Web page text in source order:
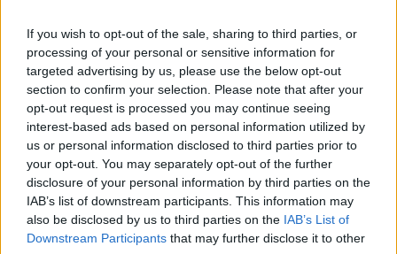
If you wish to opt-out of the sale, sharing to third parties, or
processing of your personal or sensitive information for
targeted advertising by us, please use the below opt-out
section to confirm your selection. Please note that after your
opt-out request is processed you may continue seeing
interest-based ads based on personal information utilized by
us or personal information disclosed to third parties prior to
your opt-out. You may separately opt-out of the further
disclosure of your personal information by third parties on the
IAB’s list of downstream participants. This information may
also be disclosed by us to third parties on the IAB’s List of
Downstream Participants that may further disclose it to other
> l'area sosta Vianello l'anno scorso non faceva più entrare i
camper all'interno (credo per mancanza di qualche
autorizzazione). Come ti ha scritto Giovanna, l'unica rimane
quella Zago o quella libera nel parcheggio "Isola dell'Unione"
(non spaventarti dal nome in quanto è collegata con 2 ponti ed
unisce Sottomarina Lido con il centro storico di Chioggia). Se
vuoi altre info... a disposizione... abito in zona e lavoro a
Chioggia!!! Ciao Luca